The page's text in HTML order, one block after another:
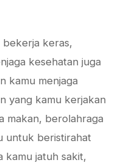
bekerja keras,
kesehatan juga
kamu menjaga
yang kamu kerjakan
makan, berolahraga
untuk beristirahat
kamu jatuh sakit,